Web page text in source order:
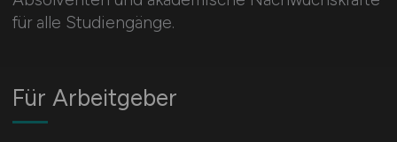
für alle Studiengänge.
Für Arbeitgeber